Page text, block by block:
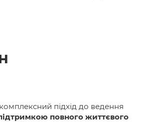
підхід до ведення
повного життєвого